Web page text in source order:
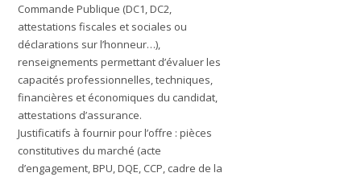
Commande Publique (DC1, DC2,
attestations fiscales et sociales ou
déclarations sur l’honneur…),
renseignements permettant d’évaluer les
capacités professionnelles, techniques,
financières et économiques du candidat,
attestations d’assurance.
Justificatifs à fournir pour l’offre : pièces
constitutives du marché (acte
d’engagement, BPU, DQE, CCP, cadre de la